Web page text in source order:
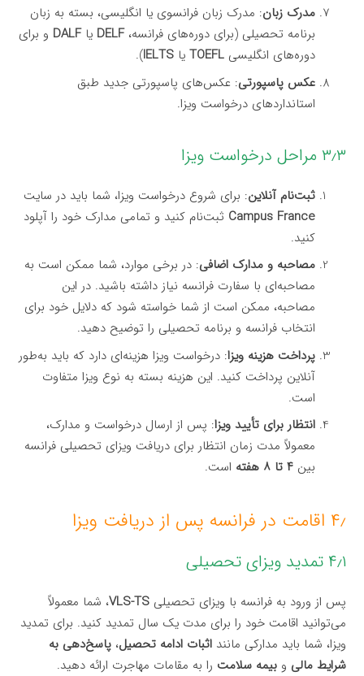
مدرک زبان: مدرک زبان فرانسوی یا انگلیسی، بسته به زبان
برنامه تحصیلی (برای دوره‌های فرانسه،DELF یاDALF و برای
دوره‌های انگلیسی TOEFL یا IELTS
).
عکس پاسپورتی: عکس‌های پاسپورتی جدید طبق
استانداردهای درخواست ویزا.
۳٫۳ مراحل درخواست ویزا
ثبت‌نام آنلاین: برای شروع درخواست ویزا، شما باید در سایت
Campus France ثبت‌نام کنید و تمامی مدارک خود را آپلود
کنید.
مصاحبه و مدارک اضافی: در برخی موارد، شما ممکن است به
مصاحبه‌ای با سفارت فرانسه نیاز داشته باشید. در این
مصاحبه، ممکن است از شما خواسته شود که دلایل خود برای
انتخاب فرانسه و برنامه تحصیلی را توضیح دهید.
پرداخت هزینه ویزا: درخواست ویزا هزینه‌ای دارد که باید به‌طور
آنلاین پرداخت کنید. این هزینه بسته به نوع ویزا متفاوت
است.
انتظار برای تأیید ویزا: پس از ارسال درخواست و مدارک،
معمولاً مدت زمان انتظار برای دریافت ویزای تحصیلی فرانسه
بین ۴ تا ۸ هفته است.
۴٫ اقامت در فرانسه پس از دریافت ویزا
۴٫۱ تمدید ویزای تحصیلی
پس از ورود به فرانسه با ویزای تحصیلیVLS-TS، شما معمولاً
می‌توانید اقامت خود را برای مدت یک سال تمدید کنید. برای تمدید
ویزا، شما باید مدارکی ماننداثبات ادامه تحصیل،پاسخ‌دهی به
شرایط مالی وبیمه سلامت را به مقامات مهاجرت ارائه دهید.